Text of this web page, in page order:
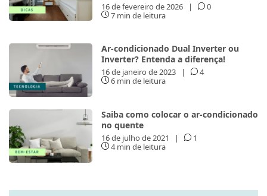
16 de fevereiro de 2026 |
0
7 min de leitura
Ar-condicionado Dual Inverter ou
Inverter? Entenda a diferença!
16 de janeiro de 2023 |
4
6 min de leitura
Saiba como colocar o ar-condicionado
no quente
16 de julho de 2021 |
1
4 min de leitura